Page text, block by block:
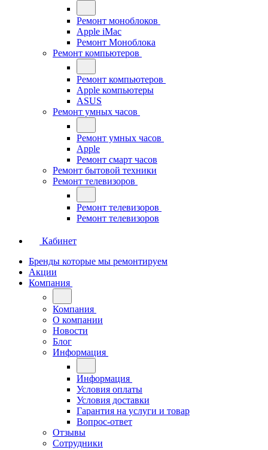
Ремонт моноблоков
Apple iMac
Ремонт Моноблока
Ремонт компьютеров
Ремонт компьютеров
Apple компьютеры
ASUS
Ремонт умных часов
Ремонт умных часов
Apple
Ремонт смарт часов
Ремонт бытовой техники
Ремонт телевизоров
Ремонт телевизоров
Ремонт телевизоров
Кабинет
Бренды которые мы ремонтируем
Акции
Компания
Компания
О компании
Новости
Блог
Информация
Информация
Условия оплаты
Условия доставки
Гарантия на услуги и товар
Вопрос-ответ
Отзывы
Сотрудники